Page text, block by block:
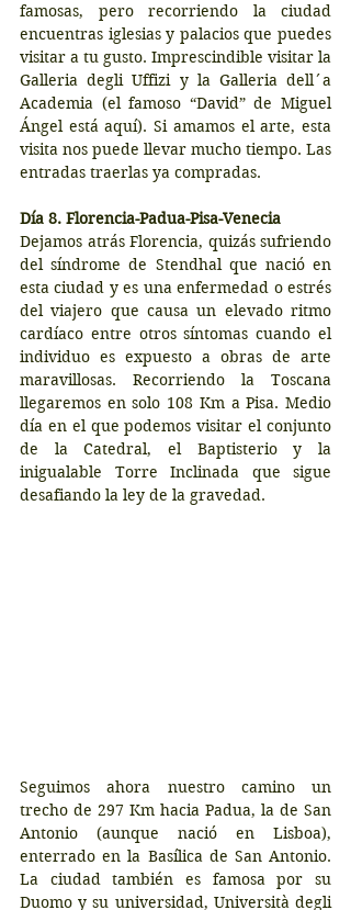
famosas, pero recorriendo la ciudad
encuentras iglesias y palacios que puedes
visitar a tu gusto. Imprescindible visitar la
Galleria degli Uffizi y la Galleria dell´a
Academia (el famoso “David” de Miguel
Ángel está aquí). Si amamos el arte, esta
visita nos puede llevar mucho tiempo. Las
entradas traerlas ya compradas.
Día 8. Florencia-Padua-Pisa-Venecia
Dejamos atrás Florencia, quizás sufriendo
del síndrome de Stendhal que nació en
esta ciudad y es una enfermedad o estrés
del viajero que causa un elevado ritmo
cardíaco entre otros síntomas cuando el
individuo es expuesto a obras de arte
maravillosas. Recorriendo la Toscana
llegaremos en solo 108 Km a Pisa. Medio
día en el que podemos visitar el conjunto
de la Catedral, el Baptisterio y la
inigualable Torre Inclinada que sigue
desafiando la ley de la gravedad.
Seguimos ahora nuestro camino un
trecho de 297 Km hacia Padua, la de San
Antonio (aunque nació en Lisboa),
enterrado en la Basílica de San Antonio.
La ciudad también es famosa por su
Duomo y su universidad, Università degli